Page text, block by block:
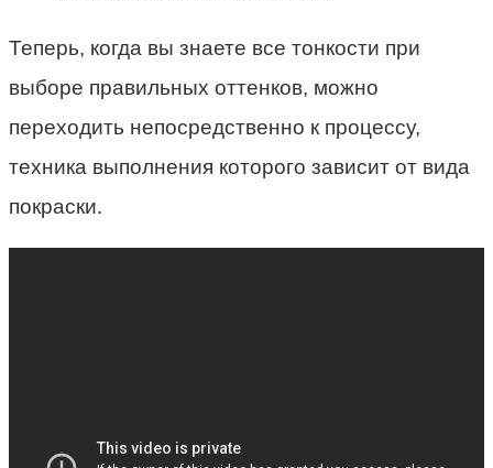
Теперь, когда вы знаете все тонкости при
выборе правильных оттенков, можно
переходить непосредственно к процессу,
техника выполнения которого зависит от вида
покраски.